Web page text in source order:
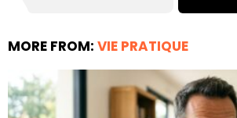
MORE FROM: VIE PRATIQUE